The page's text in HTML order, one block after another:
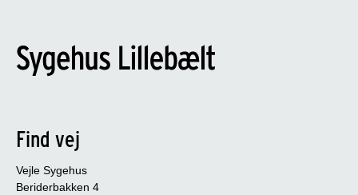
Find vej
Vejle Sygehus
Beriderbakken 4